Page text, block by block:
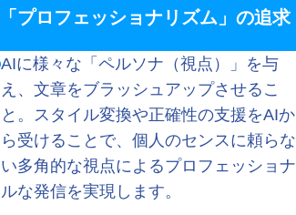
「プロフェッショナリズム」の追求
AIに様々な「ペルソナ（視点）」を与
え、文章をブラッシュアップさせるこ
と。スタイル変換や正確性の支援をAIか
ら受けることで、個人のセンスに頼らな
い多角的な視点によるプロフェッショナ
ルな発信を実現します。